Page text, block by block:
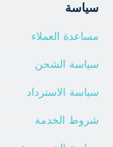
سياسة
مساعدة العملاء
سياسة الشحن
سياسة الاسترداد
شروط الخدمة